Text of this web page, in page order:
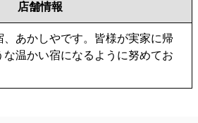
店舗情報
あかしやです。皆様が実家に帰
な温かい宿になるように努めてお